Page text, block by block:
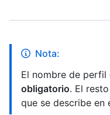
Nota:
El nombre de perfil
obligatorio. El
que se describe en